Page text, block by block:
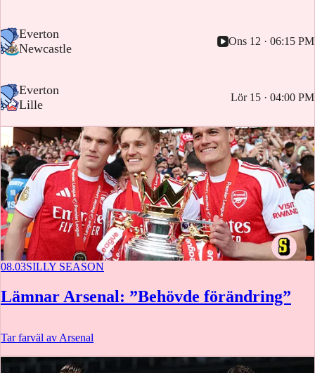
-
Everton
-
Newcastle
Ons 12 · 06:15 PM
-
Everton
-
Lille
Lör 15 · 04:00 PM
08.03SILLY SEASON
Lämnar Arsenal: ”Behövde förändring”
Tar farväl av Arsenal